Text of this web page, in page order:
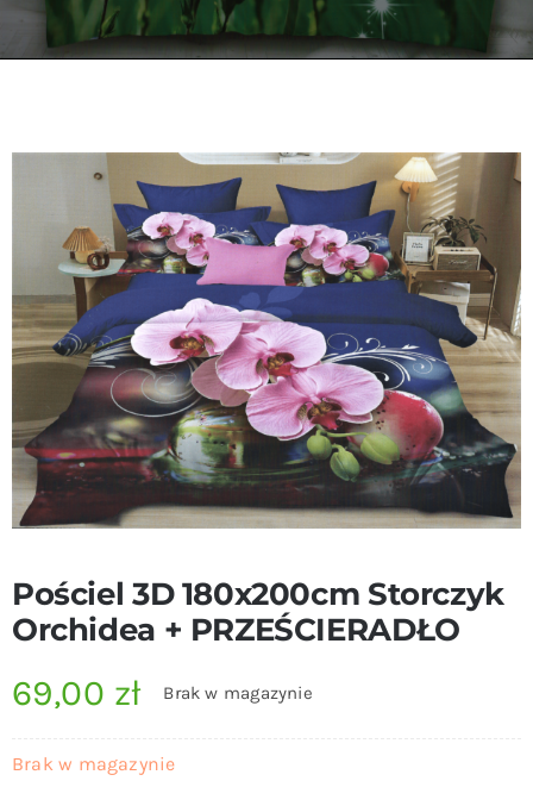
Pościel 3D 180x200cm Storczyk
Orchidea + PRZEŚCIERADŁO
69,00 zł Brak w magazynie
Brak w magazynie